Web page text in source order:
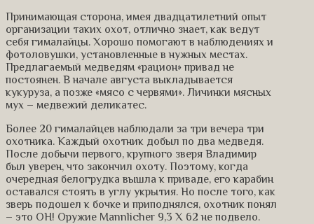
Принимающая сторона, имея двадцатилетний опыт
организации таких охот, отлично знает, как ведут
себя гималайцы. Хорошо помогают в наблюдениях и
фотоловушки, установленные в нужных местах.
Предлагаемый медведям «рацион» привад не
постоянен. В начале августа выкладывается
кукуруза, а позже «мясо с червями». Личинки мясных
мух – медвежий деликатес.
Более 20 гималайцев наблюдали за три вечера три
охотника. Каждый охотник добыл по два медведя.
После добычи первого, крупного зверя Владимир
был уверен, что закончил охоту. Поэтому, когда
очередная белогрудка вышла к приваде, его карабин
оставался стоять в углу укрытия. Но после того, как
зверь подошел к бочке и приподнялся, охотник понял
– это ОН! Оружие Mannlicher 9,3 Х 62 не подвело.